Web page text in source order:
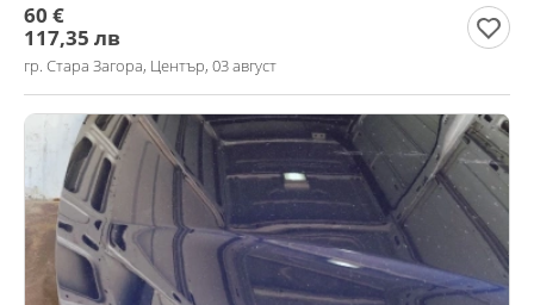
60 €
117,35 лв
гр. Стара Загора, Център, 03 август